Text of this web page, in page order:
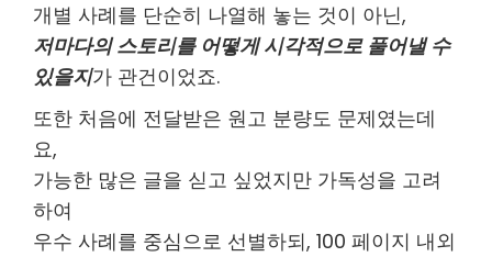
개별 사례를 단순히 나열해 놓는 것이 아닌,
저마다의 스토리를 어떻게 시각적으로 풀어낼 수
있을지가 관건이었죠.
또한 처음에 전달받은 원고 분량도 문제였는데
요,
가능한 많은 글을 싣고 싶었지만 가독성을 고려
하여
우수 사례를 중심으로 선별하되, 100 페이지 내외